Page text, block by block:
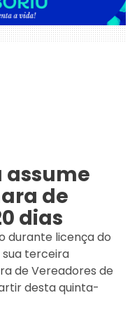
assume
de
dias
durante licença do
sua terceira
de Vereadores de
desta quinta-